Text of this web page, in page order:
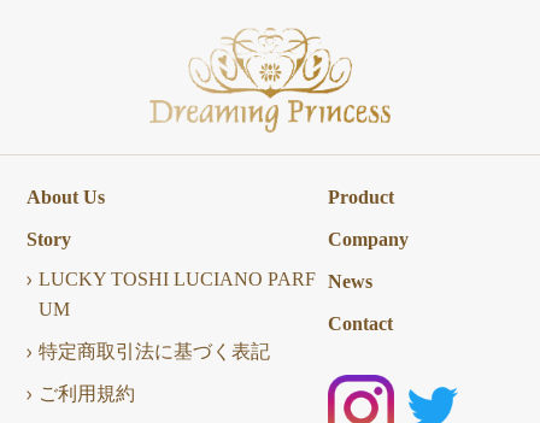
About Us
Story
LUCKY TOSHI LUCIANO PARF
UM
特定商取引法に基づく表記
ご利用規約
Product
Company
News
Contact